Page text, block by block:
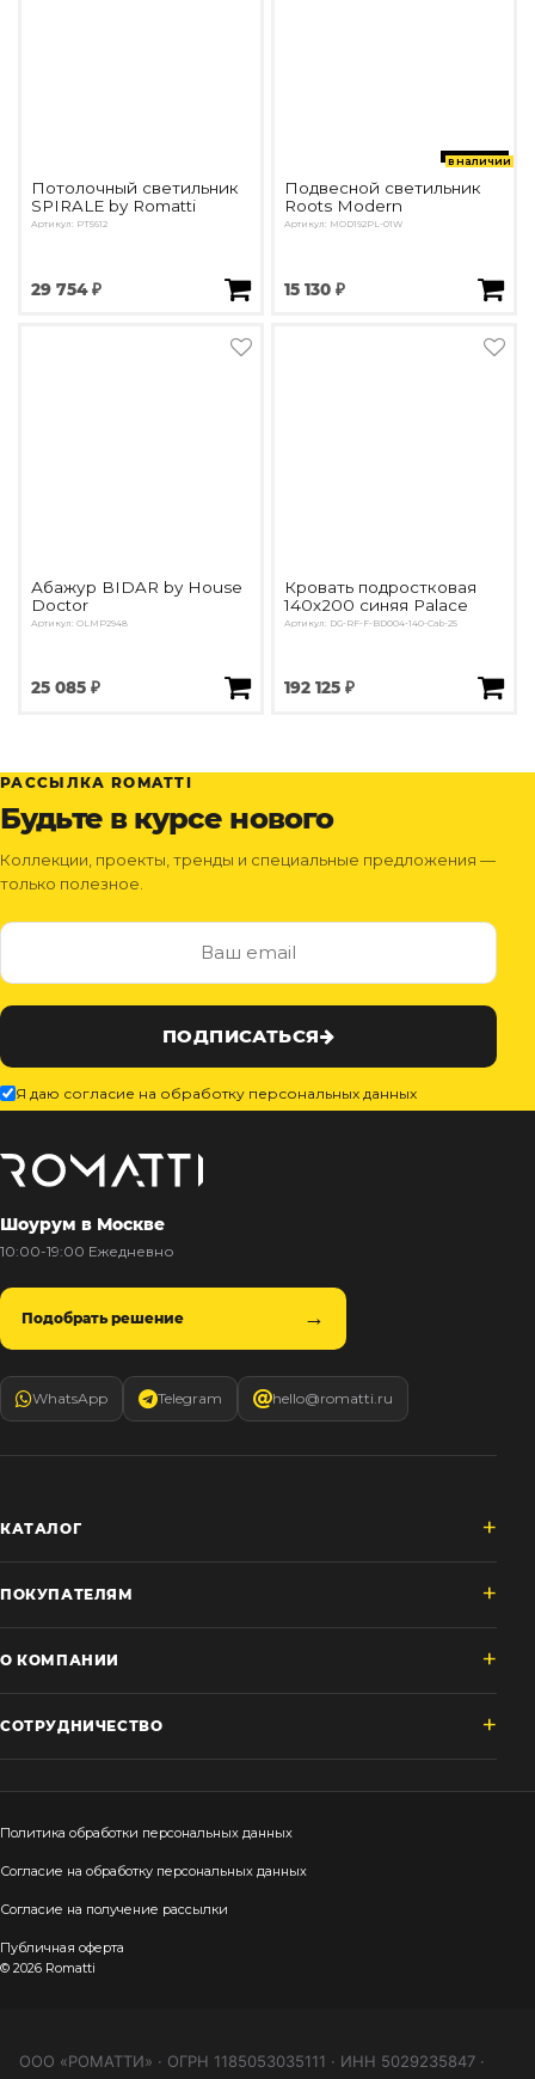
Потолочный светильник
SPIRALE by Romatti
Артикул: PT5612
29 754 ₽
в наличии
Подвесной светильник
Roots Modern
Артикул: MOD192PL-01W
15 130 ₽
Абажур BIDAR by House
Doctor
Артикул: OLMP2948
25 085 ₽
Кровать подростковая
140х200 синяя Palace
Артикул: DG-RF-F-BD004-140-Cab-25
192 125 ₽
РАССЫЛКА ROMATTI
Будьте в курсе нового
Коллекции, проекты, тренды и специальные предложения —
только полезное.
ПОДПИСАТЬСЯ
Я даю согласие на обработку персональных данных
Шоурум в Москве
10:00-19:00 Ежедневно
Подобрать решение
WhatsApp Telegram hello@romatti.ru
КАТАЛОГ
ПОКУПАТЕЛЯМ
О КОМПАНИИ
СОТРУДНИЧЕСТВО
Политика обработки персональных данных
Согласие на обработку персональных данных
Согласие на получение рассылки
Публичная оферта
© 2026 Romatti
ООО «РОМАТТИ» · ОГРН 1185053035111 · ИНН 5029235847 ·